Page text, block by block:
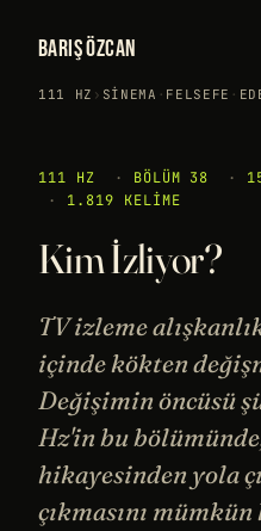
BARIŞ ÖZCAN
111 HZ › SINEMA · FELSEFE ·
111 HZ · BÖLÜM 38 ·
·
1.819 KELIME
Kim İzliyor?
TV izleme
içinde kökten
Değişimin öncüsü
Hz'in bu
hikayesinden yola
çıkmasını